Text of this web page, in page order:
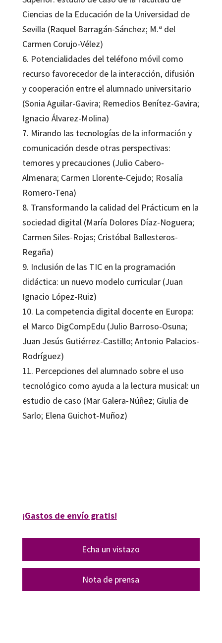
Ciencias de la Educación de la Universidad de
Sevilla (Raquel Barragán-Sánchez; M.ª del
Carmen Corujo-Vélez)
6. Potencialidades del teléfono móvil como
recurso favorecedor de la interacción, difusión
y cooperación entre el alumnado universitario
(Sonia Aguilar-Gavira; Remedios Benítez-Gavira;
Ignacio Álvarez-Molina)
7. Mirando las tecnologías de la información y
comunicación desde otras perspectivas:
temores y precauciones (Julio Cabero-
Almenara; Carmen Llorente-Cejudo; Rosalía
Romero-Tena)
8. Transformando la calidad del Prácticum en la
sociedad digital (María Dolores Díaz-Noguera;
Carmen Siles-Rojas; Cristóbal Ballesteros-
Regaña)
9. Inclusión de las TIC en la programación
didáctica: un nuevo modelo curricular (Juan
Ignacio López-Ruiz)
10. La competencia digital docente en Europa:
el Marco DigCompEdu (Julio Barroso-Osuna;
Juan Jesús Gutiérrez-Castillo; Antonio Palacios-
Rodríguez)
11. Percepciones del alumnado sobre el uso
tecnológico como ayuda a la lectura musical: un
estudio de caso (Mar Galera-Núñez; Giulia de
Sarlo; Elena Guichot-Muñoz)
¡Gastos de envío gratis!
Echa un vistazo
Nota de prensa